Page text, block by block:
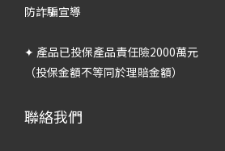
防詐騙宣導
✦ 產品已投保產品責任險2000萬元
（投保金額不等同於理賠金額）
聯絡我們